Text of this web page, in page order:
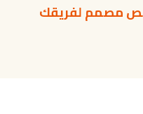
مصمم لفريقك